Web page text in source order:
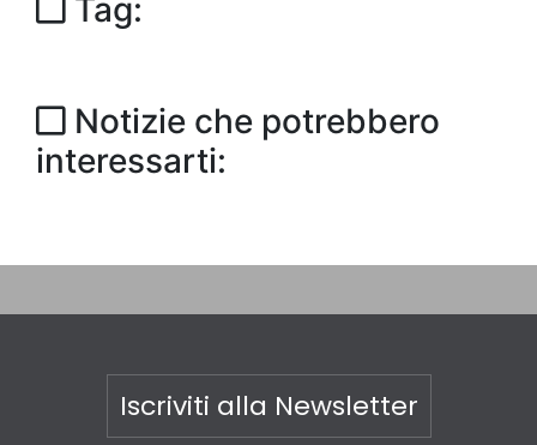
Tag:
Notizie che potrebbero
interessarti:
Iscriviti alla Newsletter